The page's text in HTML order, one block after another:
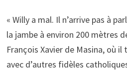
« Willy a mal. Il n’arrive pas à
la jambe à environ 200 mètres
François Xavier de Masina, où
avec d’autres fidèles